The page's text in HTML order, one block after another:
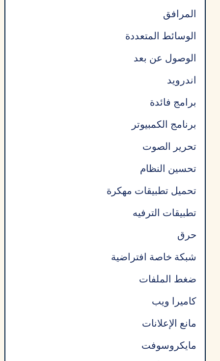
المرافق
الوسائط المتعددة
الوصول عن بعد
اندرويد
برامج فائدة
برنامج الكمبيوتر
تحرير الصوت
تحسين النظام
تحميل تطبيقات مهكرة
تطبيقات الترفيه
حرق
شبكة خاصة افتراضية
ضغط الملفات
كاميرا ويب
مانع الإعلانات
مايكروسوفت